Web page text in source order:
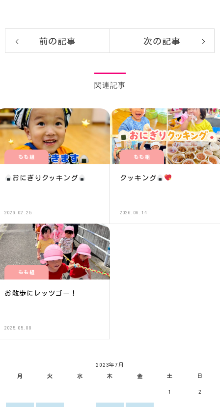
前の記事 次の記事
関連記事
もも組
おにぎりクッキング
2026.02.25
もも組
クッキング
2026.06.14
もも組
お散歩にレッツゴー！
2025.05.08
2023年7月
月 火 水 木 金 土 日
1 2